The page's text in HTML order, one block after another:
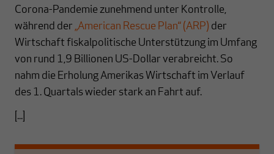
Corona-Pandemie zunehmend unter Kontrolle,
während der „American Rescue Plan“ (ARP) der
Wirtschaft fiskalpolitische Unterstützung im Umfang
von rund 1,9 Billionen US-Dollar verabreicht. So
nahm die Erholung Amerikas Wirtschaft im Verlauf
des 1. Quartals wieder stark an Fahrt auf.
[...]